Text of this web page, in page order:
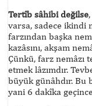
Tertîb sâhibi değilse
varsa, sadece ikindi
farzından başka
kazâsını, akşam
Çünkü, farz nemâzı
etmek lâzımdır.
büyük günâhdır. Bu
yani 6 dakîka